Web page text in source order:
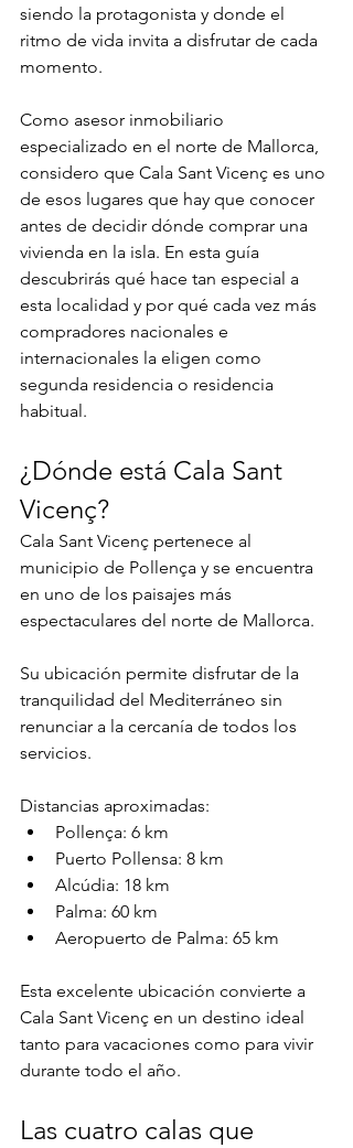
siendo la protagonista y donde el
ritmo de vida invita a disfrutar de cada
momento.
Como asesor inmobiliario
especializado en el norte de Mallorca,
considero que Cala Sant Vicenç es uno
de esos lugares que hay que conocer
antes de decidir dónde comprar una
vivienda en la isla. En esta guía
descubrirás qué hace tan especial a
esta localidad y por qué cada vez más
compradores nacionales e
internacionales la eligen como
segunda residencia o residencia
habitual.
¿Dónde está Cala Sant
Vicenç?
Cala Sant Vicenç pertenece al
municipio de Pollença y se encuentra
en uno de los paisajes más
espectaculares del norte de Mallorca.
Su ubicación permite disfrutar de la
tranquilidad del Mediterráneo sin
renunciar a la cercanía de todos los
servicios.
Distancias aproximadas:
Pollença: 6 km
Puerto Pollensa: 8 km
Alcúdia: 18 km
Palma: 60 km
Aeropuerto de Palma: 65 km
Esta excelente ubicación convierte a
Cala Sant Vicenç en un destino ideal
tanto para vacaciones como para vivir
durante todo el año.
Las cuatro calas que